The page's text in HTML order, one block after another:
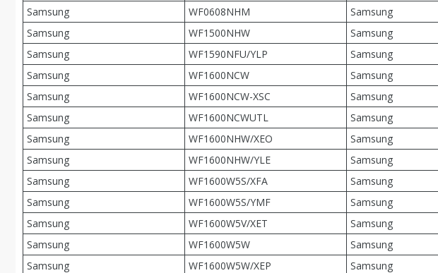
Samsung
WF0608NHM Samsung
Samsung
WF1500NHW Samsung
Samsung
WF1590NFU/YLP Samsung
Samsung
WF1600NCW Samsung
Samsung
WF1600NCW-XSC Samsung
Samsung
WF1600NCWUTL Samsung
Samsung
WF1600NHW/XEO Samsung
Samsung
WF1600NHW/YLE Samsung
Samsung
WF1600W5S/XFA Samsung
Samsung
WF1600W5S/YMF Samsung
Samsung
WF1600W5V/XET Samsung
Samsung
WF1600W5W Samsung
Samsung
WF1600W5W/XEP Samsung